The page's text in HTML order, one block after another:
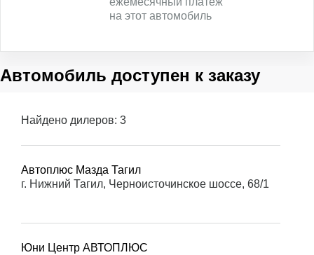
на этот автомобиль
Автомобиль доступен к заказу
Найдено дилеров: 3
Автоплюс Мазда Тагил
г. Нижний Тагил, Черноисточинское шоссе, 68/1
Юни Центр АВТОПЛЮС